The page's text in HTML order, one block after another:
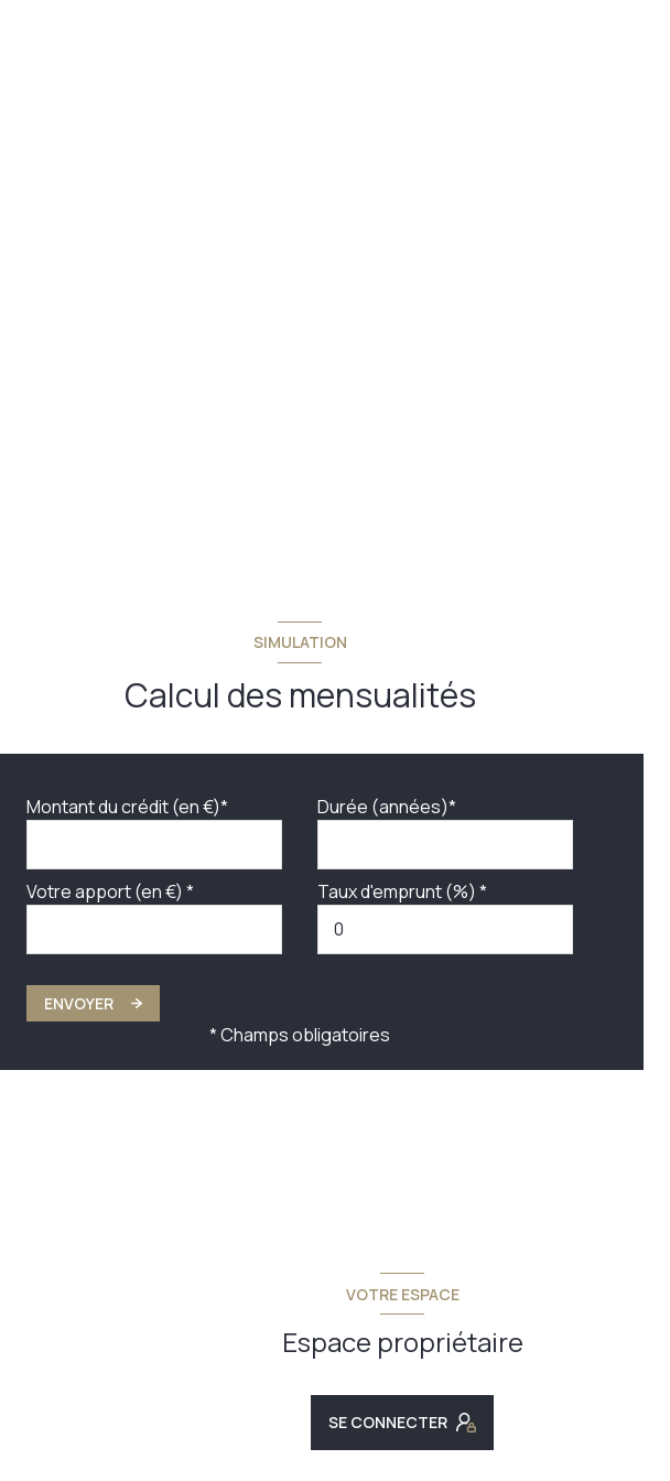
SIMULATION
Calcul des mensualités
Montant du crédit (en €)* Durée (années)*
Votre apport (en €) * Taux d'emprunt (%) *
ENVOYER
* Champs obligatoires
VOTRE ESPACE
Espace propriétaire
SE CONNECTER